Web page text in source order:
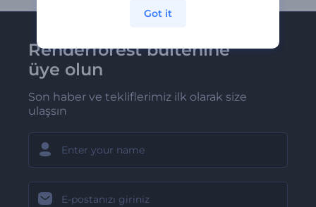
Renderforest bültenine
üye olun
Son haber ve tekliflerimiz ilk olarak size
ulaşsın
Got it